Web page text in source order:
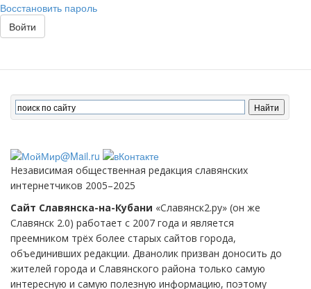
Восстановить пароль
Войти
Независимая общественная редакция славянских
интернетчиков 2005–2025
Сайт Славянска-на-Кубани «Славянск2.ру» (он же
Славянск 2.0) работает с 2007 года и является
преемником трёх более старых сайтов города,
объединивших редакции. Дванолик призван доносить до
жителей города и Славянского района только самую
интересную и самую полезную информацию, поэтому